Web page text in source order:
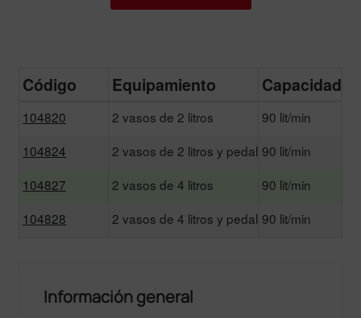
Código Equipamiento Capacidad
104820 2 vasos de 2 litros
90 lit/min
104824
2 vasos de 2 litros y pedal 90 lit/min
104827
2 vasos de 4 litros
90 lit/min
104828
2 vasos de 4 litros y pedal 90 lit/min
Información general